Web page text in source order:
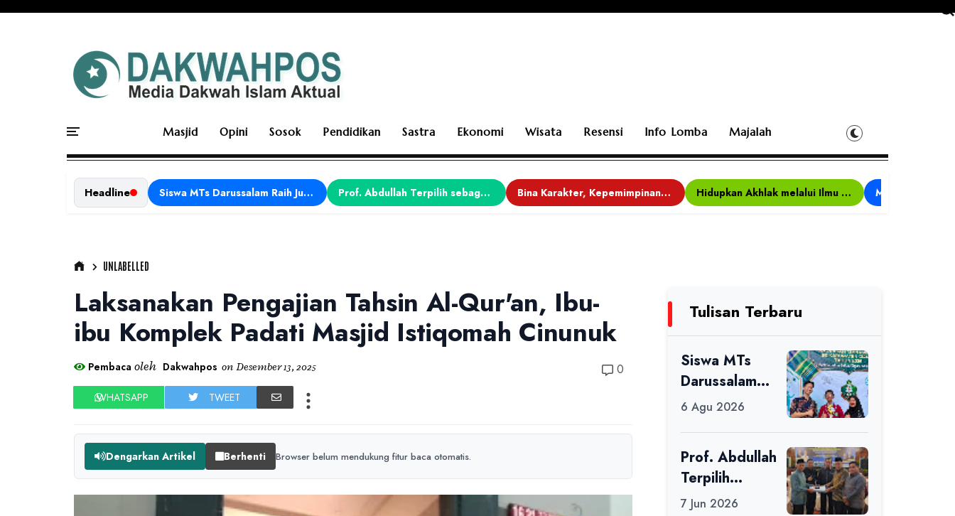
Masjid Opini Sosok Pendidikan Sastra Ekonomi Wisata Resensi Info Lomba Majalah
Headline Siswa MTs Darussalam Raih Juara 1 dalam Porseni Tingkat Kabupaten Ciamis Tahun 2026 Prof. Abdullah Terpilih sebagai Ketua APDII Periode 2026–2030 Bina Karakter, Kepemimpinan, dan Kemandirian, 117 Peserta Ikuti Alfaro Camp di MAN 1 Darussalam Ciamis Hidupkan Akhlak melalui Ilmu yang Diamalkan
UNLABELLED
Laksanakan Pengajian Tahsin Al-Qur'an, Ibu-
ibu Komplek Padati Masjid Istiqomah Cinunuk
Pembaca oleh Dakwahpos on Desember 13, 2025 0
WHATSAPP TWEET
Dengarkan Artikel Berhenti Browser belum mendukung fitur baca otomatis.
Tulisan Terbaru
Siswa MTs
Darussalam
Raih Juara 1
Kabupaten
Ciamis Tahun
2026
6 Agu 2026
Prof. Abdullah
Terpilih
sebagai Ketua
7 Jun 2026